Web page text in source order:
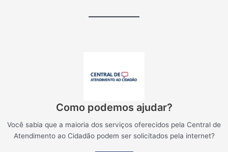
Como podemos ajudar?
Você sabia que a maioria dos serviços oferecidos pela Central de
Atendimento ao Cidadão podem ser solicitados pela internet?